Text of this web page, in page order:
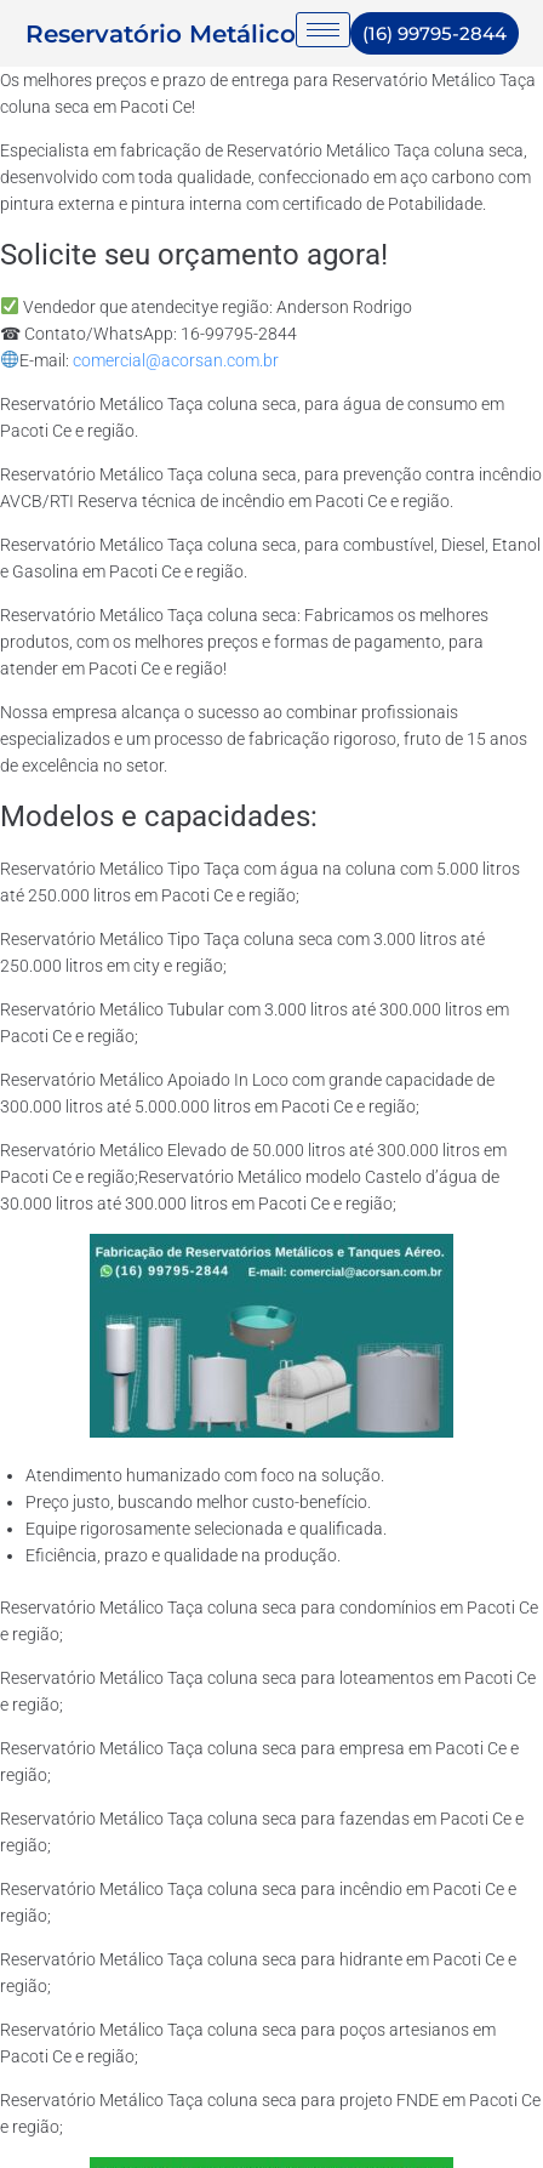
Reservatório Metálico (16) 99795-2844
Os melhores preços e prazo de entrega para Reservatório Metálico Taça
coluna seca em Pacoti Ce!
Especialista em fabricação de Reservatório Metálico Taça coluna seca,
desenvolvido com toda qualidade, confeccionado em aço carbono com
pintura externa e pintura interna com certificado de Potabilidade.
Solicite seu orçamento agora!
Vendedor que atendecitye região: Anderson Rodrigo
☎ Contato/WhatsApp: 16-99795-2844
E-mail: comercial@acorsan.com.br
Reservatório Metálico Taça coluna seca, para água de consumo em
Pacoti Ce e região.
Reservatório Metálico Taça coluna seca, para prevenção contra incêndio
AVCB/RTI Reserva técnica de incêndio em Pacoti Ce e região.
Reservatório Metálico Taça coluna seca, para combustível, Diesel, Etanol
e Gasolina em Pacoti Ce e região.
Reservatório Metálico Taça coluna seca: Fabricamos os melhores
produtos, com os melhores preços e formas de pagamento, para
atender em Pacoti Ce e região!
Nossa empresa alcança o sucesso ao combinar profissionais
especializados e um processo de fabricação rigoroso, fruto de 15 anos
de excelência no setor.
Modelos e capacidades:
Reservatório Metálico Tipo Taça com água na coluna com 5.000 litros
até 250.000 litros em Pacoti Ce e região;
Reservatório Metálico Tipo Taça coluna seca com 3.000 litros até
250.000 litros em city e região;
Reservatório Metálico Tubular com 3.000 litros até 300.000 litros em
Pacoti Ce e região;
Reservatório Metálico Apoiado In Loco com grande capacidade de
300.000 litros até 5.000.000 litros em Pacoti Ce e região;
Reservatório Metálico Elevado de 50.000 litros até 300.000 litros em
Pacoti Ce e região;Reservatório Metálico modelo Castelo d’água de
30.000 litros até 300.000 litros em Pacoti Ce e região;
Atendimento humanizado com foco na solução.
Preço justo, buscando melhor custo-benefício.
Equipe rigorosamente selecionada e qualificada.
Eficiência, prazo e qualidade na produção.
Reservatório Metálico Taça coluna seca para condomínios em Pacoti Ce
e região;
Reservatório Metálico Taça coluna seca para loteamentos em Pacoti Ce
e região;
Reservatório Metálico Taça coluna seca para empresa em Pacoti Ce e
região;
Reservatório Metálico Taça coluna seca para fazendas em Pacoti Ce e
região;
Reservatório Metálico Taça coluna seca para incêndio em Pacoti Ce e
região;
Reservatório Metálico Taça coluna seca para hidrante em Pacoti Ce e
região;
Reservatório Metálico Taça coluna seca para poços artesianos em
Pacoti Ce e região;
Reservatório Metálico Taça coluna seca para projeto FNDE em Pacoti Ce
e região;